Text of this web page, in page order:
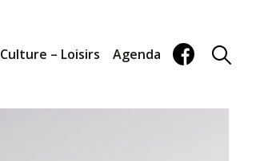
Culture – Loisirs Agenda